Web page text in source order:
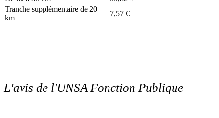
Tranche supplémentaire de 20
km
7,57 €
L'avis de l'UNSA Fonction Publique